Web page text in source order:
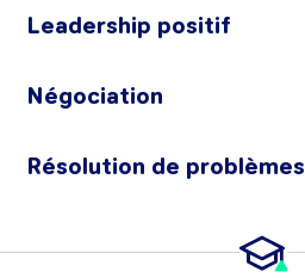
Leadership positif
Négociation
Résolution de problèmes